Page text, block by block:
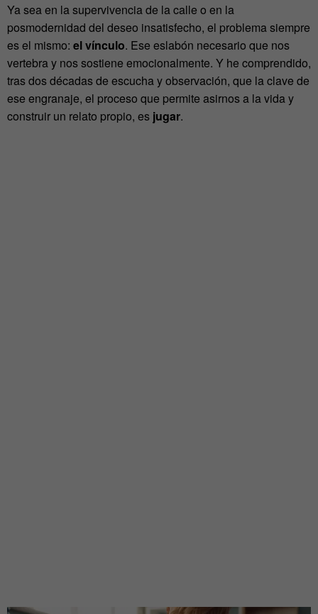
Ya sea en la supervivencia de la calle o en la
posmodernidad del deseo insatisfecho, el problema siempre
es el mismo: el vínculo. Ese eslabón necesario que nos
vertebra y nos sostiene emocionalmente. Y he comprendido,
tras dos décadas de escucha y observación, que la clave de
ese engranaje, el proceso que permite asirnos a la vida y
construir un relato propio, es jugar.